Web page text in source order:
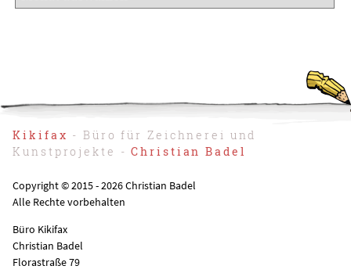
Kikifax - Büro für Zeichnerei und
Kunstprojekte -Christian Badel
Copyright © 2015 - 2026 Christian Badel
Alle Rechte vorbehalten
Büro Kikifax
Christian Badel
Florastraße 79